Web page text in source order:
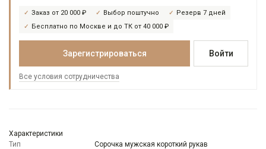
Заказ от 20 000 ₽ Выбор поштучно
Резерв 7 дней
Бесплатно по Москве и до ТК от 40 000 ₽
Зарегистрироваться Войти
Все условия сотрудничества
Характеристики
Тип
Сорочка мужская короткий рукав